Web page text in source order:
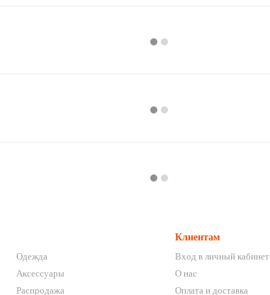
Одежда
Аксессуары
Распродажа
Клиентам
Вход в личный кабинет
О нас
Оплата и доставка